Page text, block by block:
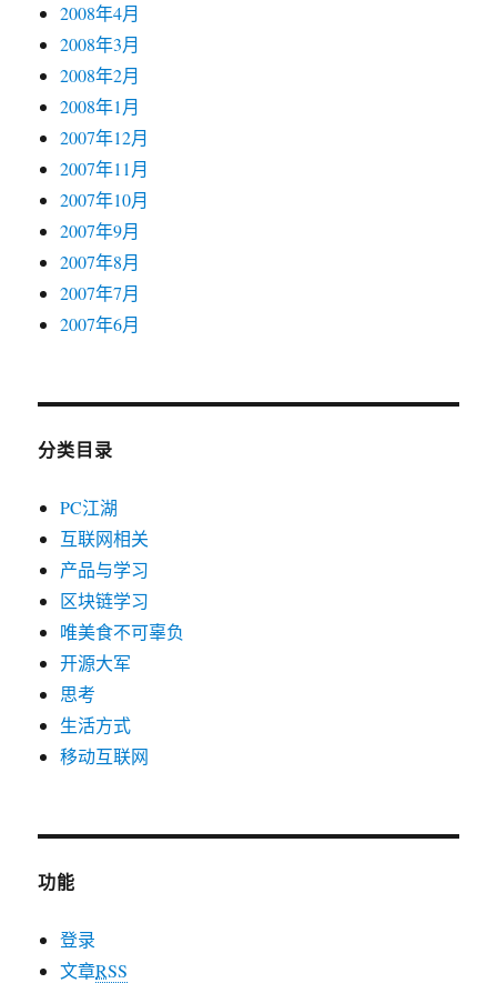
2008年4月
2008年3月
2008年2月
2008年1月
2007年12月
2007年11月
2007年10月
2007年9月
2007年8月
2007年7月
2007年6月
分类目录
PC江湖
互联网相关
产品与学习
区块链学习
唯美食不可辜负
开源大军
思考
生活方式
移动互联网
功能
登录
文章RSS